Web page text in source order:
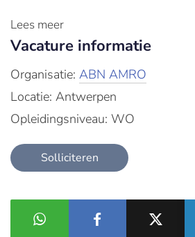
Lees meer
Vacature informatie
Organisatie: ABN AMRO
Locatie: Antwerpen
Opleidingsniveau: WO
Solliciteren